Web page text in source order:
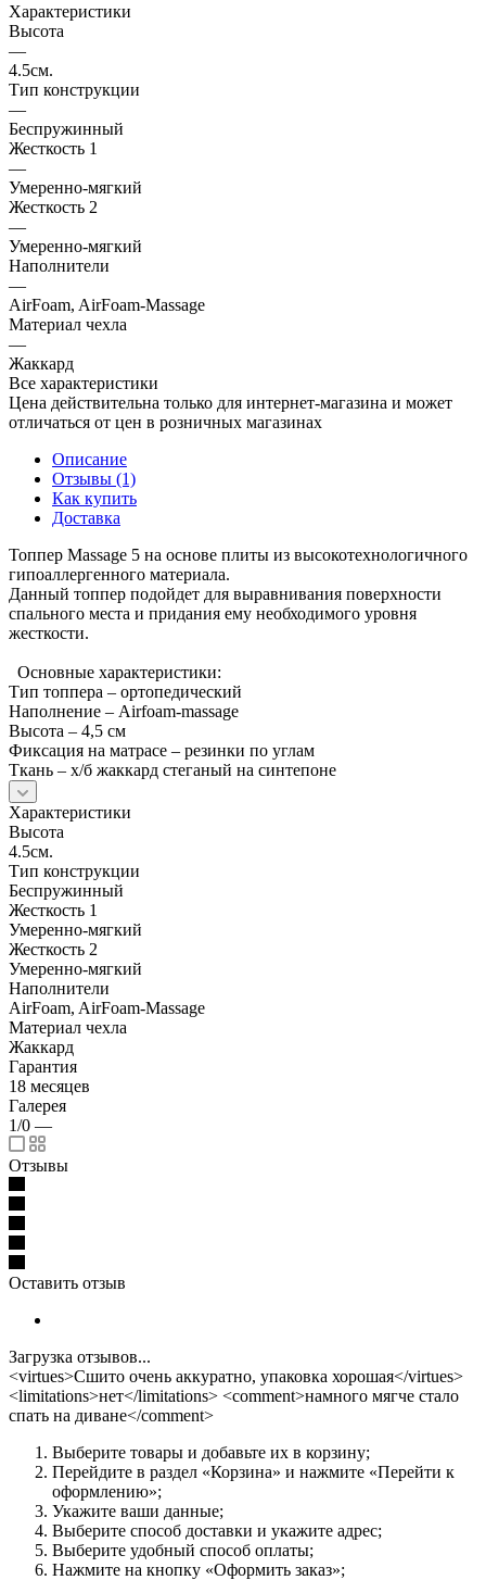
Характеристики
Высота
—
4.5см.
Тип конструкции
—
Беспружинный
Жесткость 1
—
Умеренно-мягкий
Жесткость 2
—
Умеренно-мягкий
Наполнители
—
AirFoam, AirFoam-Massage
Материал чехла
—
Жаккард
Все характеристики
Цена действительна только для интернет-магазина и может
отличаться от цен в розничных магазинах
Описание
Отзывы (1)
Как купить
Доставка
Топпер Massage 5 на основе плиты из высокотехнологичного
гипоаллергенного материала.
Данный топпер подойдет для выравнивания поверхности
спального места и придания ему необходимого уровня
жесткости.
Основные характеристики:
Тип топпера – ортопедический
Наполнение – Airfoam-massage
Высота – 4,5 см
Фиксация на матрасе – резинки по углам
Ткань – х/б жаккард стеганый на синтепоне
Характеристики
Высота
4.5см.
Тип конструкции
Беспружинный
Жесткость 1
Умеренно-мягкий
Жесткость 2
Умеренно-мягкий
Наполнители
AirFoam, AirFoam-Massage
Материал чехла
Жаккард
Гарантия
18 месяцев
Галерея
1/0 —
Отзывы
Оставить отзыв
Загрузка отзывов...
<virtues>Сшито очень аккуратно, упаковка хорошая</virtues>
<limitations>нет</limitations> <comment>намного мягче стало
спать на диване</comment>
Выберите товары и добавьте их в корзину;
Перейдите в раздел «Корзина» и нажмите «Перейти к
оформлению»;
Укажите ваши данные;
Выберите способ доставки и укажите адрес;
Выберите удобный способ оплаты;
Нажмите на кнопку «Оформить заказ»;